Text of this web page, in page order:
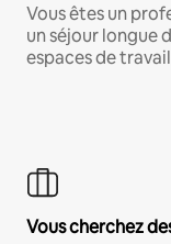
Vous êtes un
un séjour longue
espaces de
Vous cherchez